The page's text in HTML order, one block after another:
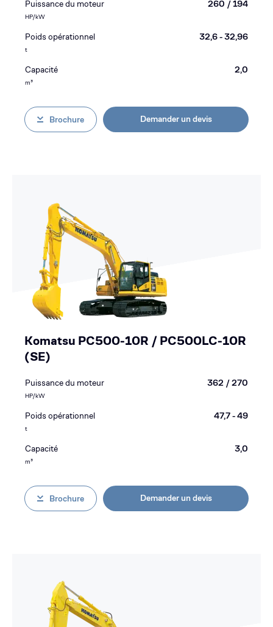
Puissance du moteur
HP/kW
260 / 194
Poids opérationnel
t
32,6 - 32,96
Capacité
m³
2,0
Brochure Demander un devis
Komatsu PC500-10R / PC500LC-10R
(SE)
Puissance du moteur
HP/kW
362 / 270
Poids opérationnel
t
47,7 - 49
Capacité
m³
3,0
Brochure Demander un devis